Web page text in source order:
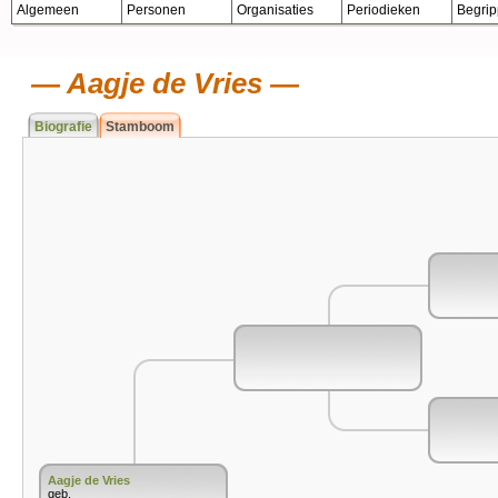
Algemeen Personen Organisaties Periodieken
Aagje de Vries
Biografie Stamboom
Aagje de Vries
geb.